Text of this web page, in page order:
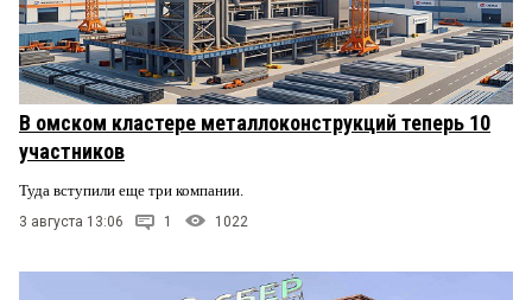
В омском кластере металлоконструкций теперь 10
участников
Туда вступили еще три компании.
3 августа 13:06 1 1022